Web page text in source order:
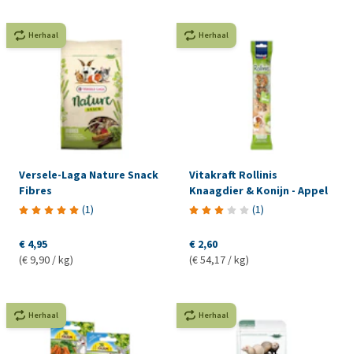
Herhaal
Versele-Laga Nature Snack
Fibres
(1)
€ 4,95
(€ 9,90 / kg)
Herhaal
Vitakraft Rollinis
Knaagdier & Konijn - Appel
(1)
€ 2,60
(€ 54,17 / kg)
Herhaal Herhaal